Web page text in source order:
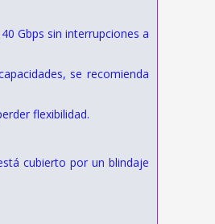
Gbps sin interrupciones a
se recomienda
flexibilidad.
cubierto por un blindaje